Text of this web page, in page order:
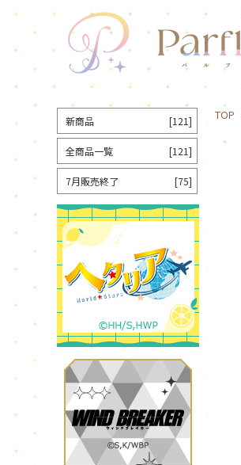
TOP
新商品 [121]
全商品一覧 [121]
7月販売終了 [75]